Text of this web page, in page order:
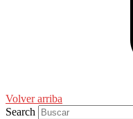
Volver arriba
Search